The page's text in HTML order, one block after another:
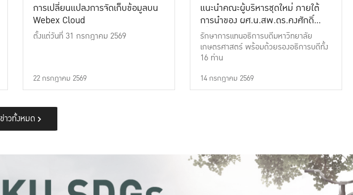
การเปลี่ยนแปลงการจัดเก็บข้อมูลบน
Webex Cloud
ตั้งแต่วันที่ 31 กรกฎาคม 2569
22 กรกฎาคม 2569
แนะนำคณะผู้บริหารชุดใหม่ ภายใต้
การนำของ ผศ.น.สพ.ดร.คงศักดิ์
เที่ยงธรรม
รักษาการแทนอธิการบดีมหาวิทยาลัย
เกษตรศาสตร์ พร้อมด้วยรองอธิการบดีทั้ง
16 ท่าน
14 กรกฎาคม 2569
ข่าวทั้งหมด